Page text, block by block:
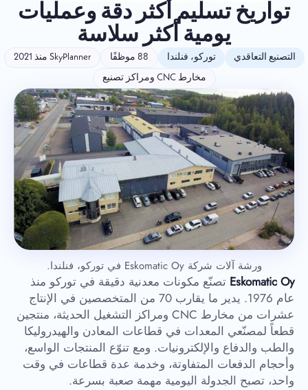
تواريخ تسليم أكثر دقة وعمليات
يومية أكثر سلاسة
التصنيع التعاقدي توركو، فنلندا 88 موظفًا SkyPlanner منذ 2021
مخارط CNC ومراكز تصنيع
ورشة آلات شركة Eskomatic Oy في توركو، فنلندا.
Eskomatic Oy تصنّع مكونات معدنية دقيقة في توركو منذ
عام 1976. يدير ما يقارب 70 من المتخصصين في الإنتاج
عشرات من مخارط CNC ومراكز التشغيل الحديثة، منتجين
قطعاً لمصنّعي المعدات في قطاعات المعادن والهيدروليكا
والطب والدفاع والإلكترونيات. ومع تنوّع المنتجات الواسع،
وأحجام الدفعات المتفاوتة، وخدمة عدة قطاعات في وقت
واحد، تصبح الجدولة اليومية مهمة صعبة بسرعة.